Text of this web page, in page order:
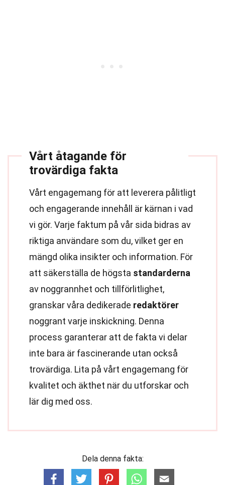
Vårt åtagande för
trovärdiga fakta
Vårt engagemang för att leverera pålitligt
och engagerande innehåll är kärnan i vad
vi gör. Varje faktum på vår sida bidras av
riktiga användare som du, vilket ger en
mängd olika insikter och information. För
att säkerställa de högsta standarderna
av noggrannhet och tillförlitlighet,
granskar våra dedikerade redaktörer
noggrant varje inskickning. Denna
process garanterar att de fakta vi delar
inte bara är fascinerande utan också
trovärdiga. Lita på vårt engagemang för
kvalitet och äkthet när du utforskar och
lär dig med oss.
Dela denna fakta: